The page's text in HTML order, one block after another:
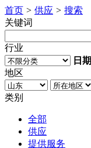
首页 > 供应 > 搜索
关键词
行业
日期
地区
类别
全部
供应
提供服务